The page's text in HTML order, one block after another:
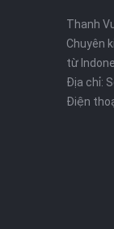
Thanh
Chuyên
từ
Địa chỉ:
Điện